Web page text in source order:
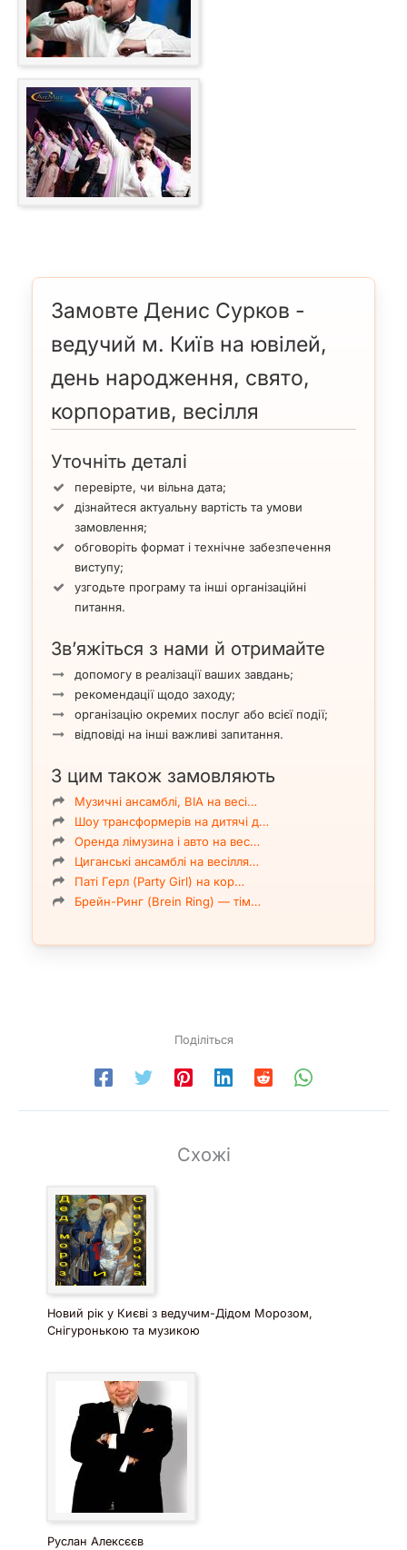
Замовте Денис Сурков -
ведучий м. Київ на ювілей,
день народження, свято,
корпоратив, весілля
Уточніть деталі
перевірте, чи вільна дата;
дізнайтеся актуальну вартість та умови
замовлення;
обговоріть формат і технічне забезпечення
виступу;
узгодьте програму та інші організаційні
питання.
Зв’яжіться з нами й отримайте
допомогу в реалізації ваших завдань;
рекомендації щодо заходу;
організацію окремих послуг або всієї події;
відповіді на інші важливі запитання.
З цим також замовляють
Музичні ансамблі, ВІА на весі…
Шоу трансформерів на дитячі д…
Оренда лімузина і авто на вес…
Циганські ансамблі на весілля…
Паті Герл (Party Girl) на кор…
Брейн-Ринг (Brein Ring) — тім…
Поділіться
Схожі
Новий рік у Києві з ведучим-Дідом Морозом,
Снігуронькою та музикою
Руслан Алексєєв